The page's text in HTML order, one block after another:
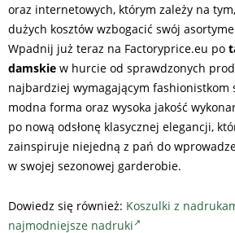
oraz internetowych, którym zależy na
dużych kosztów wzbogacić swój
Wpadnij już teraz na Factoryprice.eu po
damskie w hurcie od sprawdzonych
najbardziej wymagającym fashionistkom
modna forma oraz wysoka jakość
po nową odsłonę klasycznej elegancji,
zainspiruje niejedną z pań do
w swojej sezonowej garderobie.
Dowiedz się również: Koszulki z
najmodniejsze nadruki